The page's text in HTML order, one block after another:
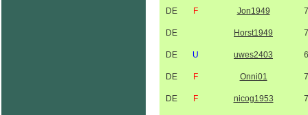
DE F Jon1949
DE Horst1949
DE U uwes2403
DE F Onni01
DE F nicog1953